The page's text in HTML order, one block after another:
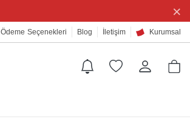
×
Ödeme Seçenekleri Blog İletişim Kurumsal